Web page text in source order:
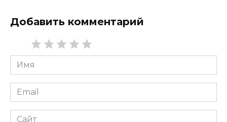
Добавить комментарий
Имя
*
Email
*
Сайт